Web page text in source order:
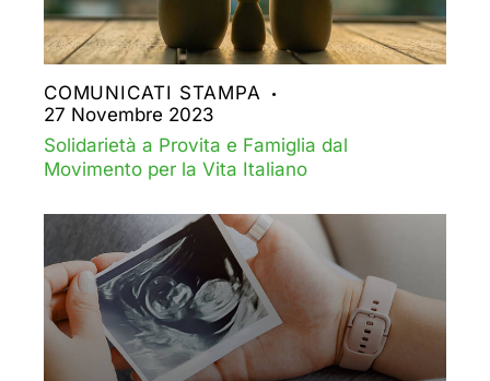
COMUNICATI STAMPA
27 Novembre 2023
Solidarietà a Provita e Famiglia dal
Movimento per la Vita Italiano